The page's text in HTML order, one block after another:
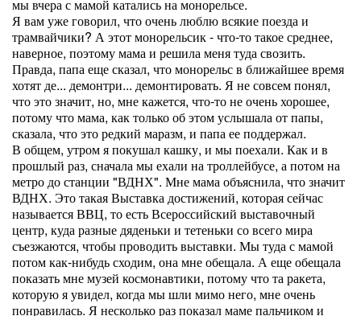
мы вчера с мамой катались на монорельсе.
Я вам уже говорил, что очень люблю всякие поезда и
трамвайчики? А этот монорельсик - что-то такое среднее,
наверное, поэтому мама и решила меня туда свозить.
Правда, папа еще сказал, что монорельс в ближайшее время
хотят де... демонтри... демонтировать. Я не совсем понял,
что это значит, но, мне кажется, что-то не очень хорошее,
потому что мама, как только об этом услышала от папы,
сказала, что это редкий маразм, и папа ее поддержал.
В общем, утром я покушал кашку, и мы поехали. Как и в
прошлый раз, сначала мы ехали на троллейбусе, а потом на
метро до станции "ВДНХ". Мне мама объяснила, что значит
ВДНХ. Это такая Выставка достижений, которая сейчас
называется ВВЦ, то есть Всероссийский выставочный
центр, куда разные дяденьки и тетеньки со всего мира
съезжаются, чтобы проводить выставки. Мы туда с мамой
потом как-нибудь сходим, она мне обещала. А еще обещала
показать мне музей космонавтики, потому что та ракета,
которую я увидел, когда мы шли мимо него, мне очень
понравилась. Я несколько раз показал маме пальчиком и